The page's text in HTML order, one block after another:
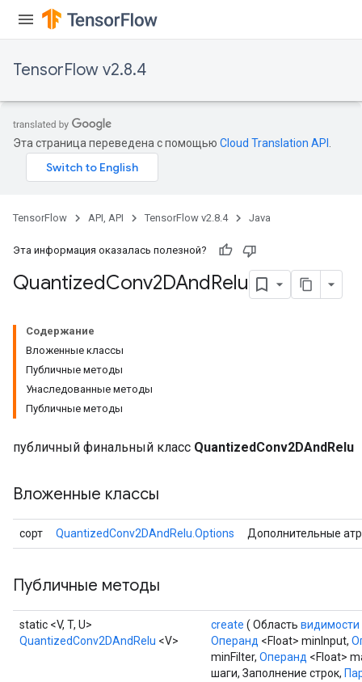
TensorFlow v2.8.4
Эта страница переведена с помощью Cloud Translation API
TensorFlow API, API TensorFlow v2.8.4 Java
Эта информация оказалась полезной?
QuantizedConv2DAndRelu
Содержание
Вложенные классы
Публичные методы
Унаследованные методы
Публичные методы
публичный финальный класс QuantizedConv2DAndRelu
Вложенные классы
сорт QuantizedConv2DAndRelu.Options Дополнительные
Публичные методы
static <V, T, U>
QuantizedConv2DAndRelu <V>
create ( Область видимости
Операнд <Float> minInput,
minFilter, Операнд <Float>
шаги, Заполнение строк,